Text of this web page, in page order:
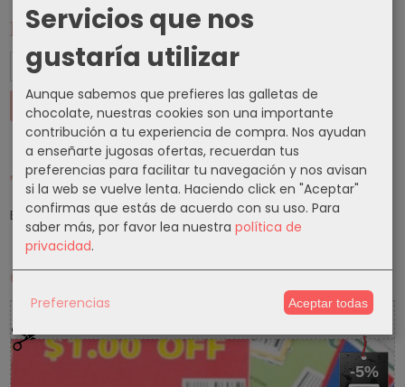
Marcas
Tu Carrito (0)
El carrito de la compra está vacío
Cupones
-5%
Servicios que nos
gustaría utilizar
Aunque sabemos que prefieres las galletas de
chocolate, nuestras cookies son una importante
contribución a tu experiencia de compra. Nos ayudan
a enseñarte jugosas ofertas, recuerdan tus
preferencias para facilitar tu navegación y nos avisan
si la web se vuelve lenta. Haciendo click en "Aceptar"
confirmas que estás de acuerdo con su uso. Para
saber más, por favor lea nuestra política de
privacidad.
Preferencias Aceptar todas